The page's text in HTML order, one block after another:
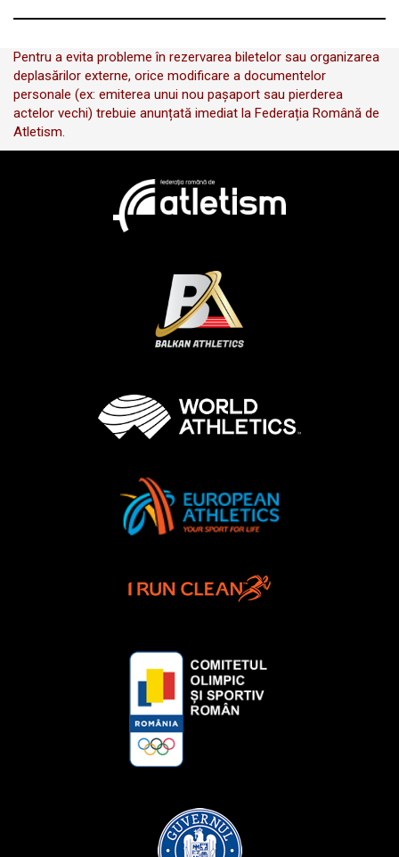
Pentru a evita probleme în rezervarea biletelor sau organizarea
deplasărilor externe, orice modificare a documentelor
personale (ex: emiterea unui nou pașaport sau pierderea
actelor vechi) trebuie anunțată imediat la Federația Română de
Atletism.